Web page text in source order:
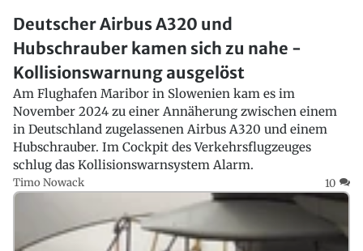
Deutscher Airbus A320 und
Hubschrauber kamen sich zu nahe -
Kollisionswarnung ausgelöst
Am Flughafen Maribor in Slowenien kam es im
November 2024 zu einer Annäherung zwischen einem
in Deutschland zugelassenen Airbus A320 und einem
Hubschrauber. Im Cockpit des Verkehrsflugzeuges
schlug das Kollisionswarnsystem Alarm.
Timo Nowack 10